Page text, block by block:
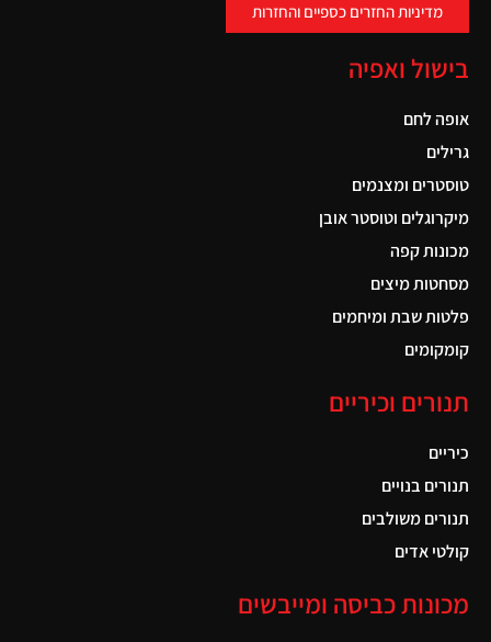
מדיניות החזרים כספיים והחזרות
בישול ואפיה
אופה לחם
גרילים
טוסטרים ומצנמים
מיקרוגלים וטוסטר אובן
מכונות קפה
מסחטות מיצים
פלטות שבת ומיחמים
קומקומים
תנורים וכיריים
כיריים
תנורים בנויים
תנורים משולבים
קולטי אדים
מכונות כביסה ומייבשים